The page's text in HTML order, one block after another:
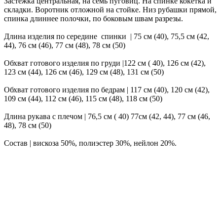
складки. Воротник отложной на стойке. Низ рубашки прямой,
спинка длиннее полочки, по боковым швам разрезы.
Длина изделия по середине спинки | 75 см (40), 75,5 см (42,
44), 76 см (46), 77 см (48), 78 см (50)
Обхват готового изделия по груди |122 см ( 40), 126 см (42),
123 см (44), 126 см (46), 129 см (48), 131 см (50)
Обхват готового изделия по бедрам | 117 см (40), 120 см (42),
109 см (44), 112 см (46), 115 см (48), 118 см (50)
Длина рукава с плечом | 76,5 см ( 40) 77см (42, 44), 77 см (46,
48), 78 см (50)
Состав | вискоза 50%, полиэстер 30%, нейлон 20%.